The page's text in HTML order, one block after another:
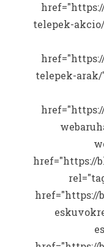
telepek-
telepek-
href="https://
href="https://